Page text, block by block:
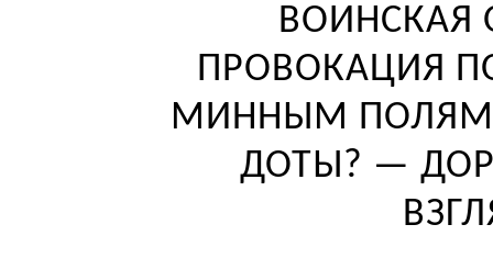
ВОИНСКАЯ
ПРОВОКАЦИЯ
МИННЫМ ПОЛЯМ.
ДОТЫ? —